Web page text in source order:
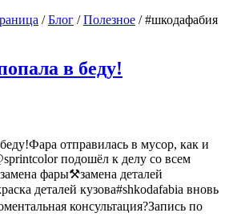
/ Блог / Полезное / #шкодафабия
в беду!
отправилась в мусор, как и
подошёл к делу со всем
фары⚒замена деталей
деталей кузова#shkodafabia вновь
консультация?Запись по